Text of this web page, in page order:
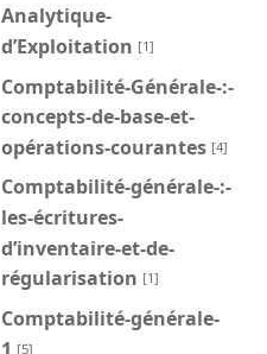
Analytique-
d’Exploitation [1]
Comptabilité-Générale-:-
concepts-de-base-et-
opérations-courantes [4]
Comptabilité-générale-:-
les-écritures-
d’inventaire-et-de-
régularisation [1]
Comptabilité-générale-
1 [5]